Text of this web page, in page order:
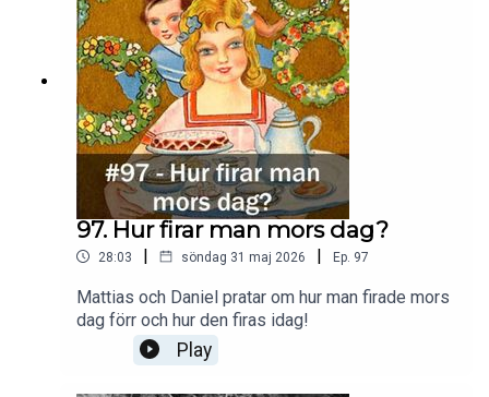
97. Hur firar man mors dag?
28:03 | söndag 31 maj 2026 | Ep. 97
Mattias och Daniel pratar om hur man firade mors
dag förr och hur den firas idag!
Play